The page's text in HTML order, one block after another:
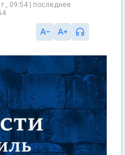
09:54 | последнее